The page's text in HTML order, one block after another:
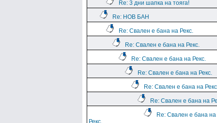
Re: 3 дни шапка на тояга!
Re: НОВ БАН
Re: Свален е бана на Рекс.
Re: Свален е бана на Рекс.
Re: Свален е бана на Рекс.
Re: Свален е бана на Рекс.
Re: Свален е бана на
Re: Свален е бана на
Re: Свален е бана на
Рекс.